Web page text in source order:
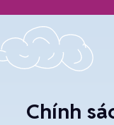
Chính